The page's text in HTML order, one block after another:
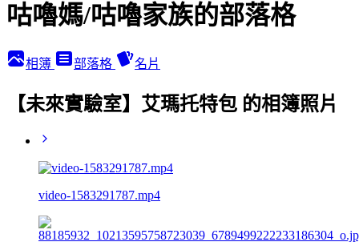
咕嚕媽/咕嚕家族的部落格
相簿 部落格 名片
【未來實驗室】艾瑪托特包 的相簿照片
video-1583291787.mp4